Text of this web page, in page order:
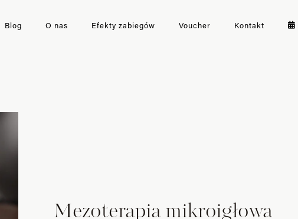
Blog O nas Efekty zabiegów Voucher Kontakt
Mezoterapia mikroigłowa